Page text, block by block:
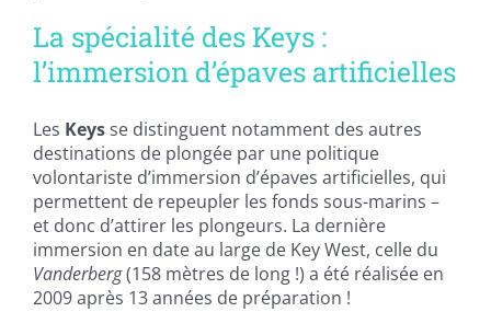
La spécialité des Keys :
l’immersion d’épaves artificielles
Les Keysse distinguent notamment des autres
destinations de plongée par une politique
volontariste d’immersion d’épaves artificielles, qui
permettent de repeupler les fonds sous-marins –
et donc d’attirer les plongeurs. La dernière
immersion en date au large de Key West, celle du
Vanderberg(158 mètres de long !) a été réalisée en
2009 après 13 années de préparation !